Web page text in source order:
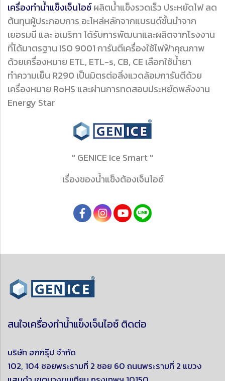
เครื่องทำน้ำแข็งเจ็นไอซ์ผลิตน้ำแข็งรวดเร็ว ประหยัดไฟ ลด
ต้นทุนผู้ประกอบการ อะไหล่หลักจากแบรนด์ชั้นนำจาก
เยอรมนี และ อเมริกา ได้รับการพัฒนาและผลิตจากโรงงาน
ที่ได้มาตรฐาน ISO 9001 การันตีเครื่องใช้ไฟฟ้าคุณภาพ
ด้วยเครื่องหมาย ETL, ETL-s, CB, CE เลือกใช้น้ำยา
ทำความเย็น R290 เป็นมิตรต่อสิ่งแวดล้อมการันตีด้วย
เครื่องหมาย RoHS และผ่านการทดสอบประหยัดพลังงาน
Energy Star
" GENICE Ice Smart "
เรื่องของน้ำแข็งต้องเจ็นไอซ์
สนใจเครื่องทำน้ำแข็งเจ็นไอซ์ ติดต่อ
บริษัท ฮกกรุ๊ป จำกัด
102, 104 ซอยพระรามที่ 2 ซอย 60 ถนนพระรามที่ 2 แขวง